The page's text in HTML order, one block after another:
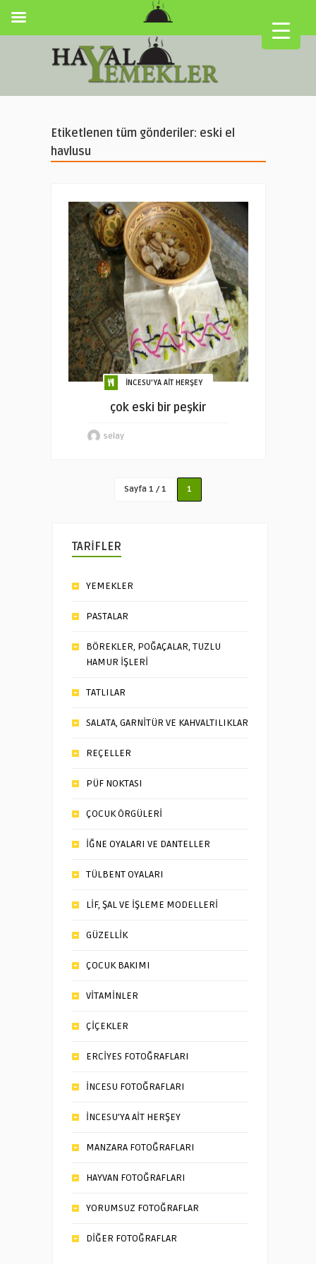
Etiketlenen tüm gönderiler: eski el
havlusu
İNCESU'YA AİT HERŞEY
çok eski bir peşkir
selay
Sayfa 1 / 1 1
TARİFLER
YEMEKLER
PASTALAR
BÖREKLER, POĞAÇALAR, TUZLU
HAMUR İŞLERİ
TATLILAR
SALATA, GARNİTÜR VE KAHVALTILIKLAR
REÇELLER
PÜF NOKTASI
ÇOCUK ÖRGÜLERİ
İĞNE OYALARI VE DANTELLER
TÜLBENT OYALARI
LİF, ŞAL VE İŞLEME MODELLERİ
GÜZELLİK
ÇOCUK BAKIMI
VİTAMİNLER
ÇİÇEKLER
ERCİYES FOTOĞRAFLARI
İNCESU FOTOĞRAFLARI
İNCESU’YA AİT HERŞEY
MANZARA FOTOĞRAFLARI
HAYVAN FOTOĞRAFLARI
YORUMSUZ FOTOĞRAFLAR
DİĞER FOTOĞRAFLAR